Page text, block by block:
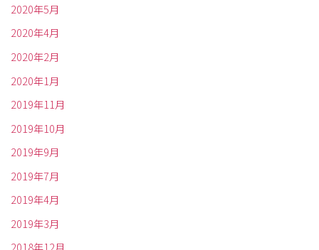
2020年5月
2020年4月
2020年2月
2020年1月
2019年11月
2019年10月
2019年9月
2019年7月
2019年4月
2019年3月